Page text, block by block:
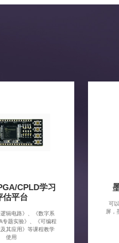
CPLD学习
估平台
辑电路》、《数字系
专题实验》、《可编程
其应用》等课程教学
使用
可
屏，